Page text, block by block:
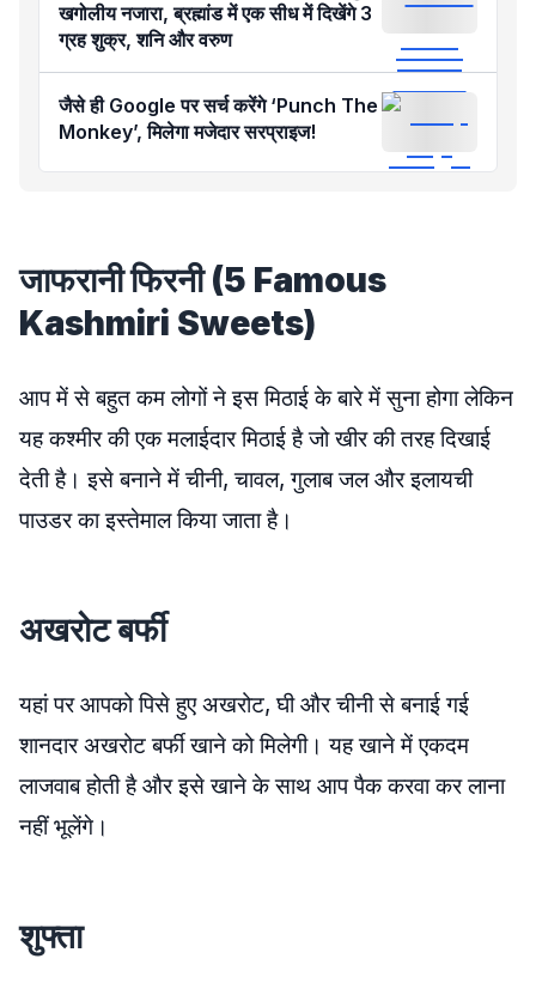
खगोलीय नजारा, ब्रह्मांड में एक सीध में दिखेंगे 3
ग्रह शुक्र, शनि और वरुण
जैसे ही Google पर सर्च करेंगे ‘Punch The
Monkey’, मिलेगा मजेदार सरप्राइज!
जाफरानी फिरनी (5 Famous
Kashmiri Sweets)
आप में से बहुत कम लोगों ने इस मिठाई के बारे में सुना होगा लेकिन
यह कश्मीर की एक मलाईदार मिठाई है जो खीर की तरह दिखाई
देती है। इसे बनाने में चीनी, चावल, गुलाब जल और इलायची
पाउडर का इस्तेमाल किया जाता है।
अखरोट बर्फी
यहां पर आपको पिसे हुए अखरोट, घी और चीनी से बनाई गई
शानदार अखरोट बर्फी खाने को मिलेगी। यह खाने में एकदम
लाजवाब होती है और इसे खाने के साथ आप पैक करवा कर लाना
नहीं भूलेंगे।
शुफ्ता